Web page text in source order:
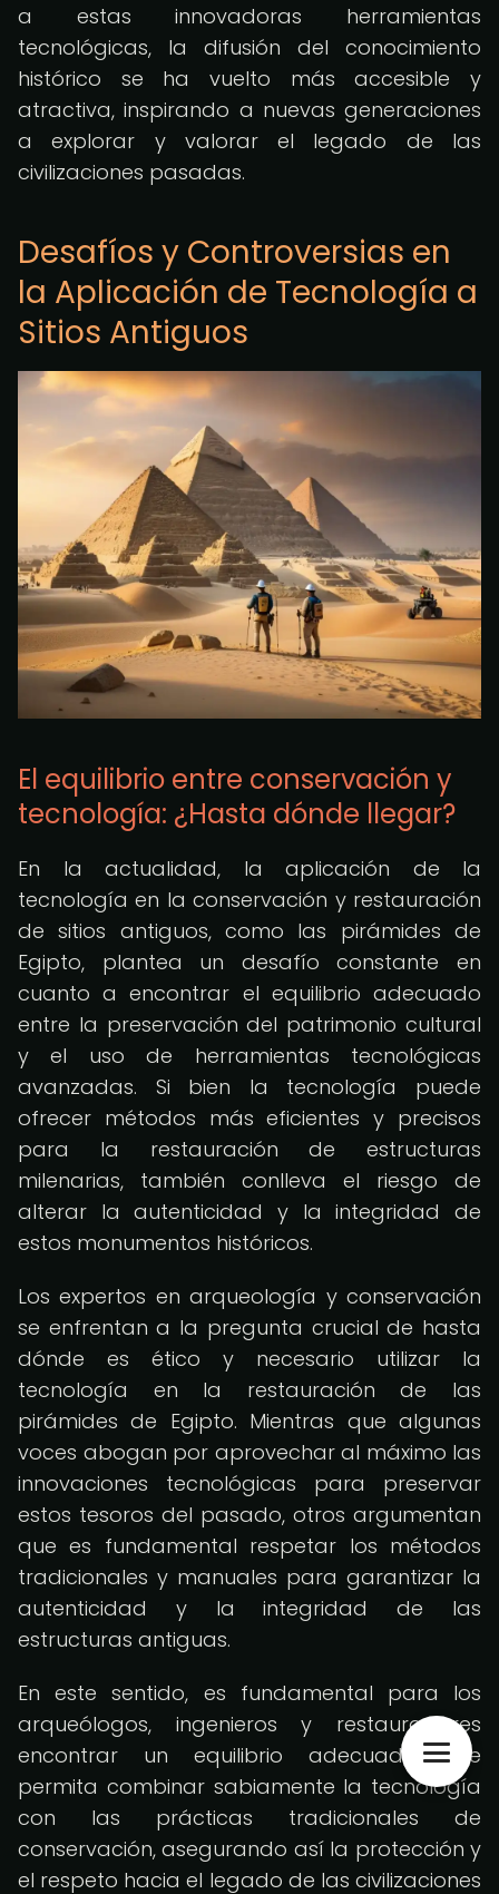
a estas innovadoras herramientas
tecnológicas, la difusión del conocimiento
histórico se ha vuelto más accesible y
atractiva, inspirando a nuevas generaciones
a explorar y valorar el legado de las
civilizaciones pasadas.
Desafíos y Controversias en
la Aplicación de Tecnología a
Sitios Antiguos
El equilibrio entre conservación y
tecnología: ¿Hasta dónde llegar?
En la actualidad, la aplicación de la
tecnología en la conservación y restauración
de sitios antiguos, como las pirámides de
Egipto, plantea un desafío constante en
cuanto a encontrar el equilibrio adecuado
entre la preservación del patrimonio cultural
y el uso de herramientas tecnológicas
avanzadas. Si bien la tecnología puede
ofrecer métodos más eficientes y precisos
para la restauración de estructuras
milenarias, también conlleva el riesgo de
alterar la autenticidad y la integridad de
estos monumentos históricos.
Los expertos en arqueología y conservación
se enfrentan a la pregunta crucial de hasta
dónde es ético y necesario utilizar la
tecnología en la restauración de las
pirámides de Egipto. Mientras que algunas
voces abogan por aprovechar al máximo las
innovaciones tecnológicas para preservar
estos tesoros del pasado, otros argumentan
que es fundamental respetar los métodos
tradicionales y manuales para garantizar la
autenticidad y la integridad de las
estructuras antiguas.
En este sentido, es fundamental para los
arqueólogos, ingenieros y restauradores
encontrar un equilibrio adecuado que
permita combinar sabiamente la tecnología
con las prácticas tradicionales de
conservación, asegurando así la protección y
el respeto hacia el legado de las civilizaciones